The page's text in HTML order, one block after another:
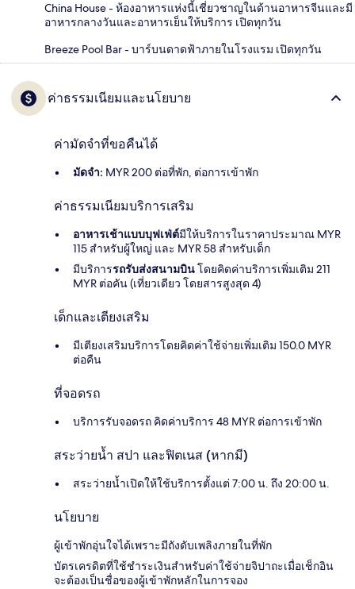
China House - ห้องอาหารแห่งนี้เชี่ยวชาญในด้านอาหารจีนและมี
อาหารกลางวันและอาหารเย็นให้บริการ เปิดทุกวัน
Breeze Pool Bar - บาร์บนดาดฟ้าภายในโรงแรม เปิดทุกวัน
ค่าธรรมเนียมและนโยบาย
ค่ามัดจำที่ขอคืนได้
มัดจำ: MYR 200 ต่อที่พัก, ต่อการเข้าพัก
ค่าธรรมเนียมบริการเสริม
อาหารเช้าแบบบุฟเฟ่ต์มีให้บริการในราคาประมาณ MYR
115 สำหรับผู้ใหญ่ และ MYR 58 สำหรับเด็ก
มีบริการรถรับส่งสนามบินโดยคิดค่าบริการเพิ่มเติม 211
MYR ต่อคัน (เที่ยวเดียว โดยสารสูงสุด 4)
เด็กและเตียงเสริม
มีเตียงเสริมบริการโดยคิดค่าใช้จ่ายเพิ่มเติม 150.0 MYR
ต่อคืน
ที่จอดรถ
บริการรับจอดรถ คิดค่าบริการ 48 MYR ต่อการเข้าพัก
สระว่ายน้ำ สปา และฟิตเนส (หากมี)
สระว่ายน้ำเปิดให้ใช้บริการตั้งแต่ 7:00 น. ถึง 20:00 น.
นโยบาย
ผู้เข้าพักอุ่นใจได้เพราะมีถังดับเพลิงภายในที่พัก
บัตรเครดิตที่ใช้ชำระเงินสำหรับค่าใช้จ่ายจิปาถะเมื่อเช็กอิน
จะต้องเป็นชื่อของผู้เข้าพักหลักในการจอง